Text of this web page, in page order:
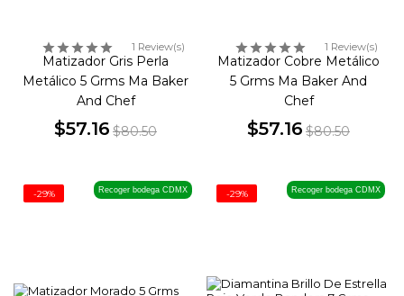
1 Review(s)
Matizador Gris Perla
Metálico 5 Grms Ma Baker
And Chef
$57.16 $80.50
1 Review(s)
Matizador Cobre Metálico
5 Grms Ma Baker And
Chef
$57.16 $80.50
Recoger bodega CDMX
-29% Recoger bodega CDMX
-29%